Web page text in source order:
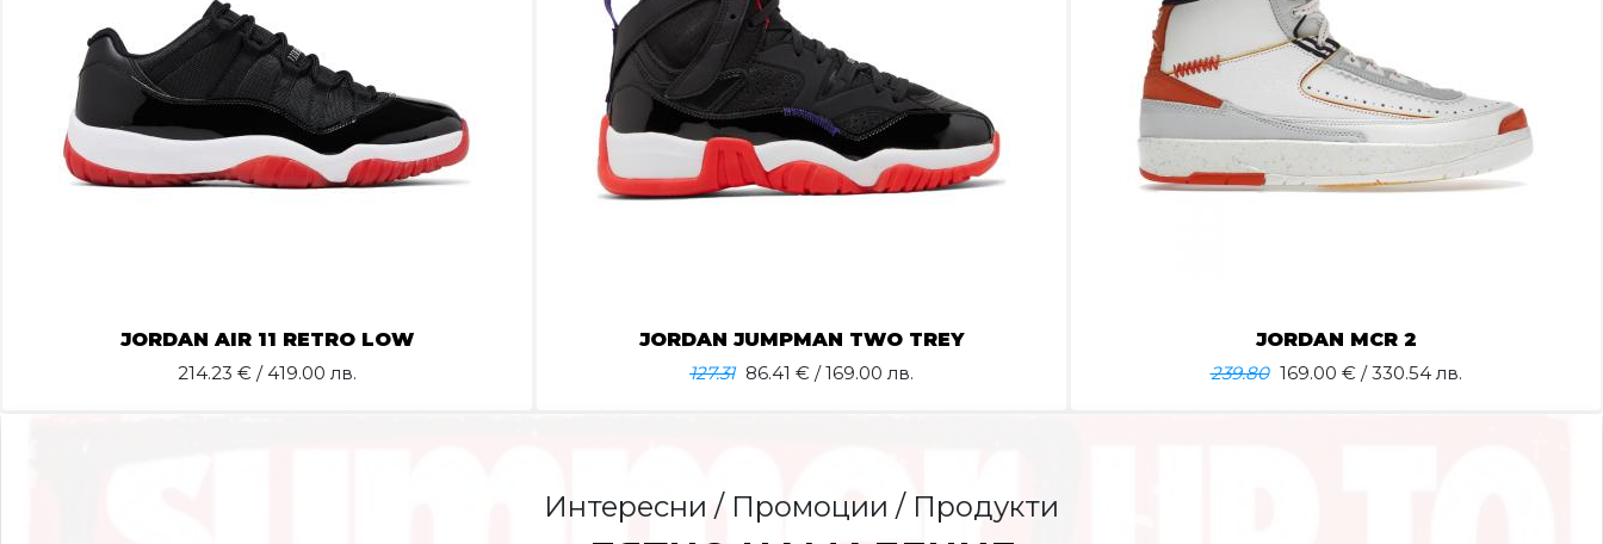
JORDAN AIR 11 RETRO LOW
214.23 € / 419.00 лв.
JORDAN JUMPMAN TWO TREY
127.31 86.41 € / 169.00 лв.
JORDAN MCR 2
239.80 169.00 € / 330.54 лв.
Интересни / Промоции / Продукти